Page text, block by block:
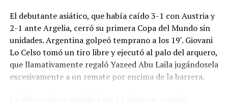
El debutante asiático, que había caído 3-1 con Austria y
2-1 ante Argelia, cerró su primera Copa del Mundo sin
unidades. Argentina golpeó temprano a los 19′. Giovani
Lo Celso tomó un tiro libre y ejecutó al palo del arquero,
que llamativamente regaló Yazeed Abu Laila jugándosela
excesivamente a un remate por encima de la barrera.